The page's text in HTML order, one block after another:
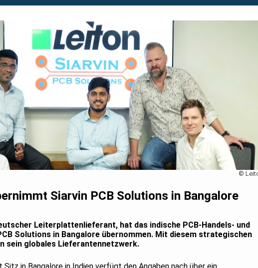
©
Siarvin PCB Solutions in Bangalore
Leiterplattenlieferant, hat das indische PCB-Handels- und
Solutions in Bangalore übernommen. Mit diesem strategischen
sein globales Lieferantennetzwerk.